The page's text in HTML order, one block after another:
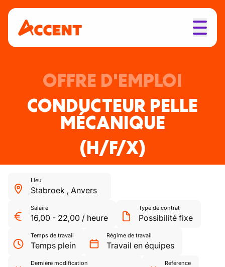
OFFRE D'EMPLOI
CONDUCTEUR PELLE
MÉCANIQUE
(H/F/X)
Lieu
Stabroek , Anvers
Salaire
16,00 - 22,00 / heure
Type de contrat
Possibilité fixe
Temps de travail
Temps plein
Régime de travail
Travail en équipes
Dernière modification Référence